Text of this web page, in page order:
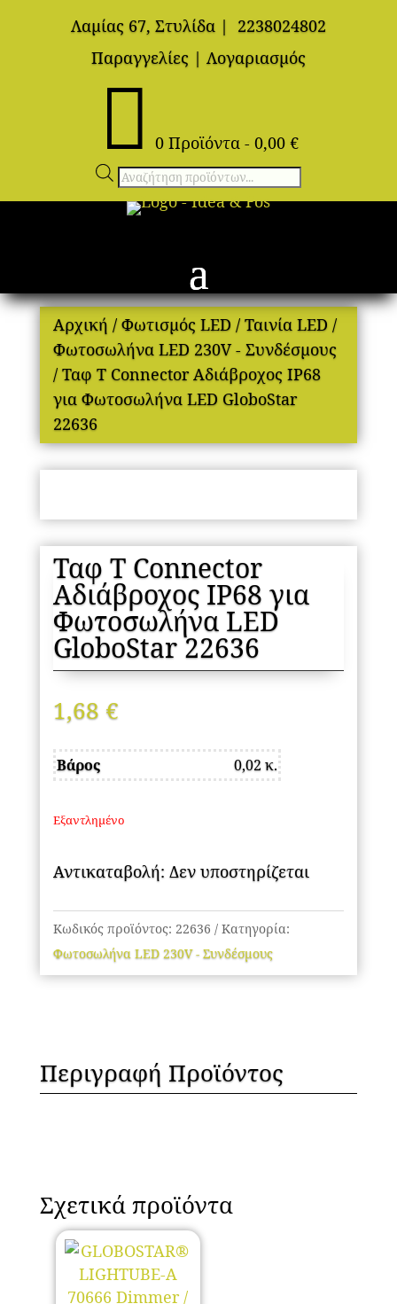
Λαμίας 67, Στυλίδα |
2238024802
Παραγγελίες | Λογαριασμός
 0 Προϊόντα - 0,00 €
Αναζήτηση
προϊόντων
Αρχική / Φωτισμός LED/ Ταινία LED/
Φωτοσωλήνα LED 230V - Συνδέσμους
/ Ταφ Τ Connector Αδιάβροχος IP68
για Φωτοσωλήνα LED GloboStar
22636
Ταφ Τ Connector
Αδιάβροχος IP68 για
Φωτοσωλήνα LED
GloboStar 22636
1,68 €
Βάρος 0,02 κ.
Εξαντλημένο
Αντικαταβολή: Δεν υποστηρίζεται
Κωδικός προϊόντος: 22636
Κατηγορία:
Φωτοσωλήνα LED 230V - Συνδέσμους
Περιγραφή Προϊόντος
Σχετικά προϊόντα